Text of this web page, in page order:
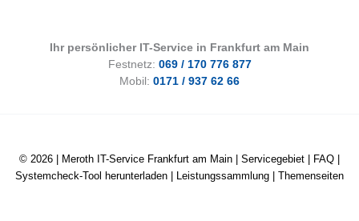
Ihr persönlicher IT-Service in Frankfurt am Main
Festnetz: 069 / 170 776 877
Mobil: 0171 / 937 62 66
© 2026 | Meroth IT-Service Frankfurt am Main Servicegebiet FAQ
Systemcheck-Tool herunterladen
Leistungssammlung Themenseiten